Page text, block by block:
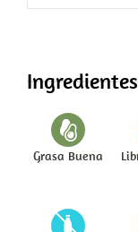
Grasa Buena